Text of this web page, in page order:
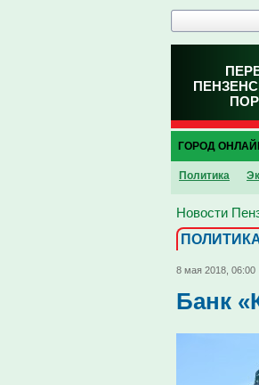
ГОРОД
Политика
Новости
8 мая 2018, 06:00
Банк